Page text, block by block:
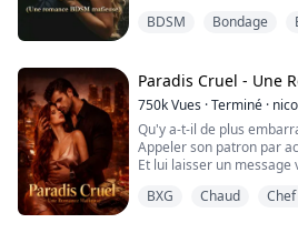
monde en tant que
David n’a rien à
jour, il est le PDG
BDSM Bondage
Paradis Cruel - Une
750kVues ·Terminé ·
Qu'y a-t-il de plus
Appeler son patron par
Et lui laisser un
BXG Chaud